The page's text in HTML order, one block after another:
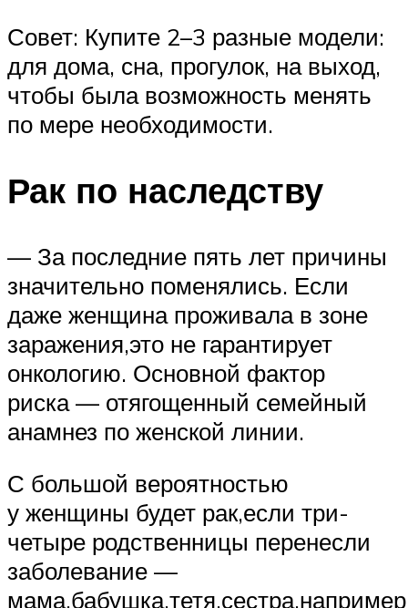
Совет: Купите 2–3 разные модели:
для дома, сна, прогулок, на выход,
чтобы была возможность менять
по мере необходимости.
Рак по наследству
— За последние пять лет причины
значительно поменялись. Если
даже женщина проживала в зоне
заражения,это не гарантирует
онкологию. Основной фактор
риска — отягощенный семейный
анамнез по женской линии.
С большой вероятностью
у женщины будет рак,если три-
четыре родственницы перенесли
заболевание —